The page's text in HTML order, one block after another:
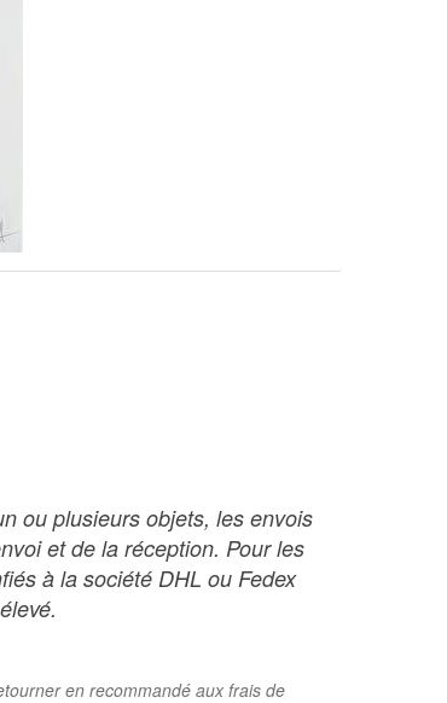
ou plusieurs objets, les envois
et de la réception. Pour les
à la société DHL ou Fedex
en recommandé aux frais de